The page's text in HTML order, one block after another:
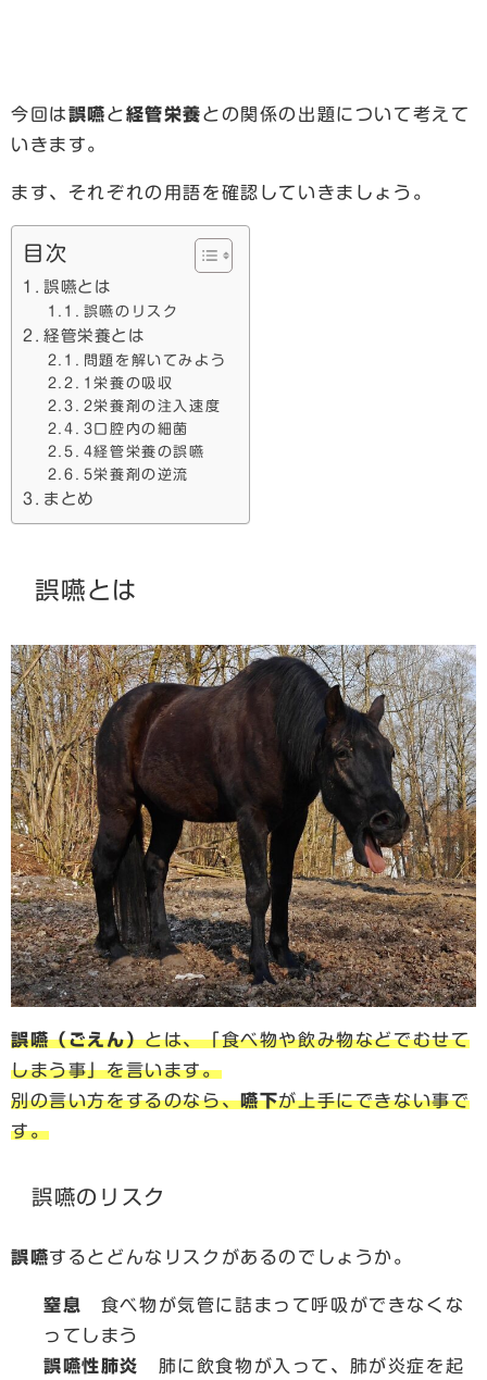
今回は誤嚥と経管栄養との関係の出題について考えて
いきます。
ます、それぞれの用語を確認していきましょう。
目次
誤嚥とは
誤嚥のリスク
経管栄養とは
問題を解いてみよう
1栄養の吸収
2栄養剤の注入速度
3口腔内の細菌
4経管栄養の誤嚥
5栄養剤の逆流
まとめ
誤嚥とは
誤嚥（ごえん）とは、「食べ物や飲み物などでむせて
しまう事」を言います。
別の言い方をするのなら、嚥下が上手にできない事で
す。
誤嚥のリスク
誤嚥するとどんなリスクがあるのでしょうか。
窒息
食べ物が気管に詰まって呼吸ができなくな
ってしまう
誤嚥性肺炎
肺に飲食物が入って、肺が炎症を起